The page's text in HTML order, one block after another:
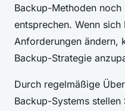
Backup-Methoden noch
entsprechen. Wenn
Anforderungen ändern,
Backup-Strategie
Durch regelmäßige
Backup-Systems